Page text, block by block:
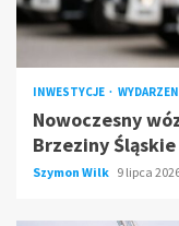
INWESTYCJE
Nowoczesny
Brzeziny
Szymon Wilk 9 lipca